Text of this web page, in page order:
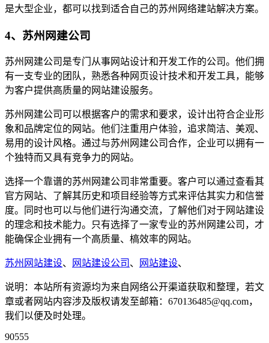
是大型企业，都可以找到适合自己的苏州网络建站解决方案。
4、苏州网建公司
苏州网建公司是专门从事网站设计和开发工作的公司。他们拥
有一支专业的团队，熟悉各种网页设计技术和开发工具，能够
为客户提供高质量的网站建设服务。
苏州网建公司可以根据客户的需求和要求，设计出符合企业形
象和品牌定位的网站。他们注重用户体验，追求简洁、美观、
易用的设计风格。通过与苏州网建公司合作，企业可以拥有一
个独特而又具有竞争力的网站。
选择一个靠谱的苏州网建公司非常重要。客户可以通过查看其
官方网站、了解其历史和项目经验等方式来评估其实力和信誉
度。同时也可以与他们进行沟通交流，了解他们对于网站建设
的理念和技术能力。只有选择了一家专业的苏州网建公司，才
能确保企业拥有一个高质量、槁效率的网站。
苏州网站建设、 网站建设公司 、 网站建设、
说明：本站所有资源均为来自网络公开渠道获取和整理，若文
章或者网站内容涉及版权请发至邮箱：670136485@qq.com，
我们以便及时处理。
90555